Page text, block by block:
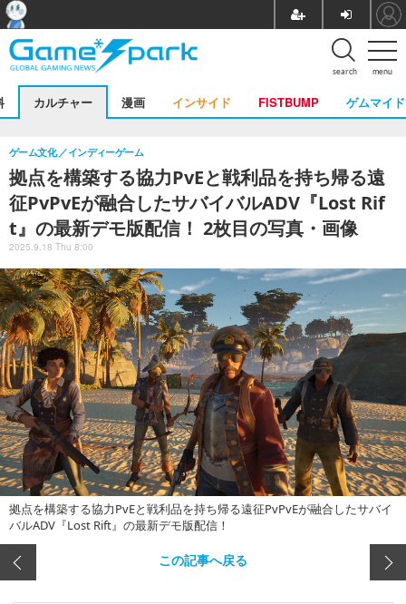
menu
search
カルチャー 漫画 インサイド FISTBUMP ゲムマイド
拠点を構築する協力PvEと戦利品を持ち帰る遠
征PvPvEが融合したサバイバルADV『Lost Rif
t』の最新デモ版配信！ 2枚目の写真・画像
ゲーム文化 インディーゲーム
2025.9.18 Thu 8:00
拠点を構築する協力PvEと戦利品を持ち帰る遠征PvPvEが融合したサバイ
バルADV『Lost Rift』の最新デモ版配信！
この記事へ戻る